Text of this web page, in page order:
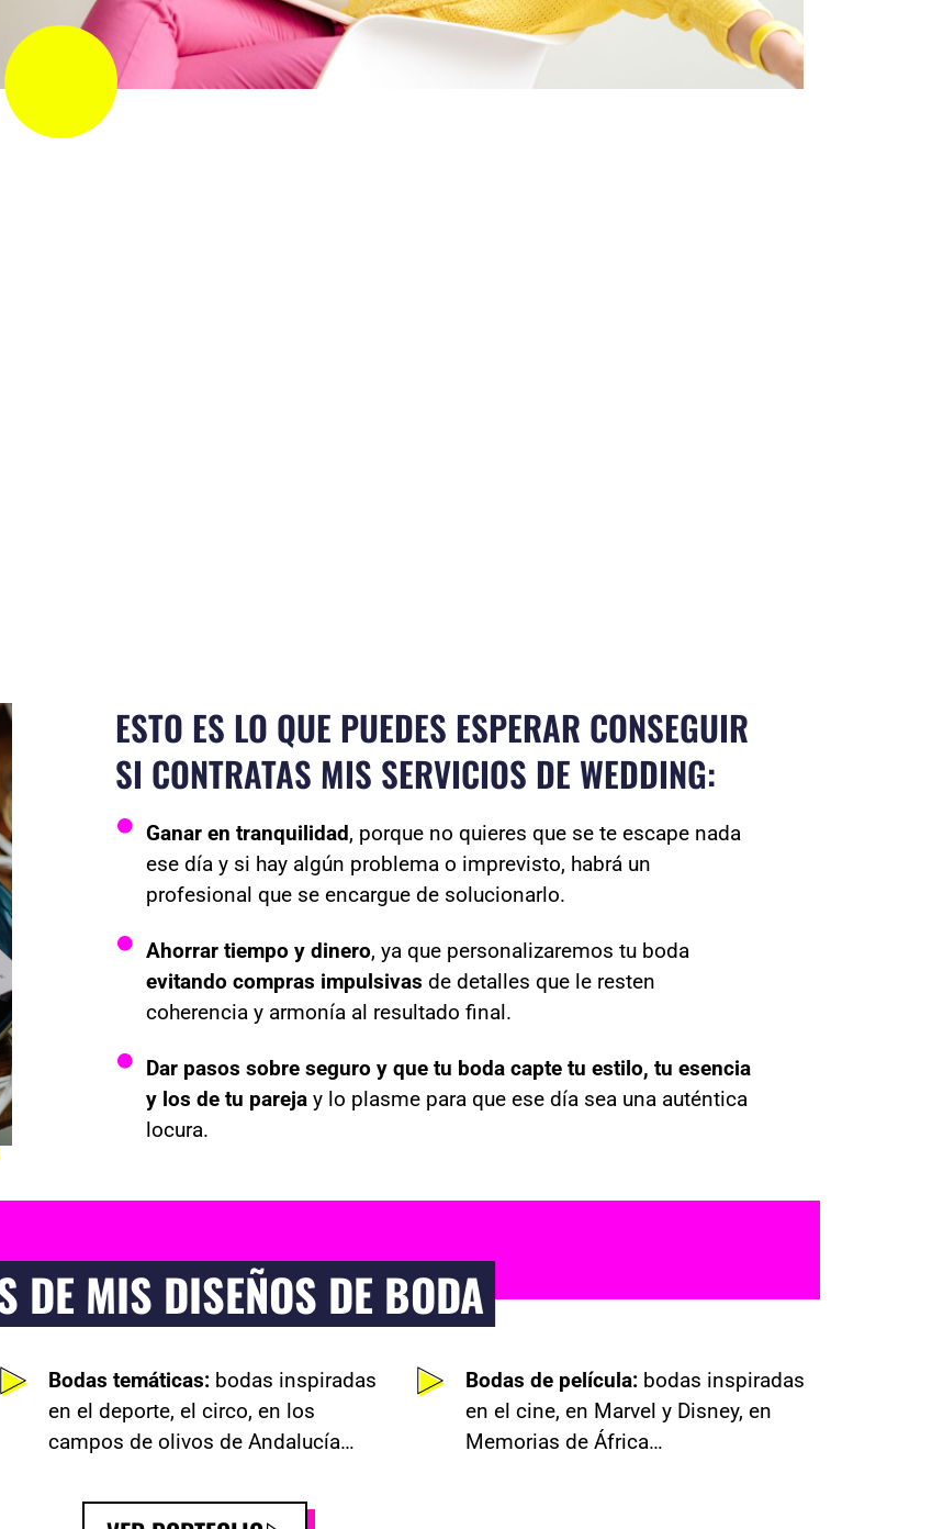
ESTO ES LO QUE PUEDES ESPERAR CONSEGUIR
SI CONTRATAS MIS SERVICIOS DE WEDDING:
Ganar en tranquilidad, porque no quieres que se te escape nada
ese día y si hay algún problema o imprevisto, habrá un
profesional que se encargue de solucionarlo.
Ahorrar tiempo y dinero, ya que personalizaremos tu boda
evitando compras impulsivas de detalles que le resten
coherencia y armonía al resultado final.
Dar pasos sobre seguro y que tu boda capte tu estilo, tu esencia
y los de tu parejay lo plasme para que ese día sea una auténtica
locura.
DE MIS DISEÑOS DE BODA
Bodas temáticas: bodas inspiradas
en el deporte, el circo, en los
campos de olivos de Andalucía…
Bodas de película: bodas inspiradas
en el cine, en Marvel y Disney, en
Memorias de África…